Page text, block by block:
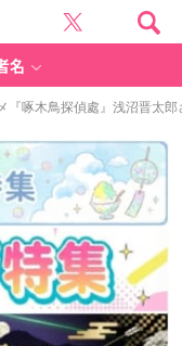
名
『啄木鳥探偵處』浅沼晋太